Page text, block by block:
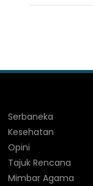
Serbaneka
Kesehatan
Opini
Tajuk Rencana
Mimbar Agama